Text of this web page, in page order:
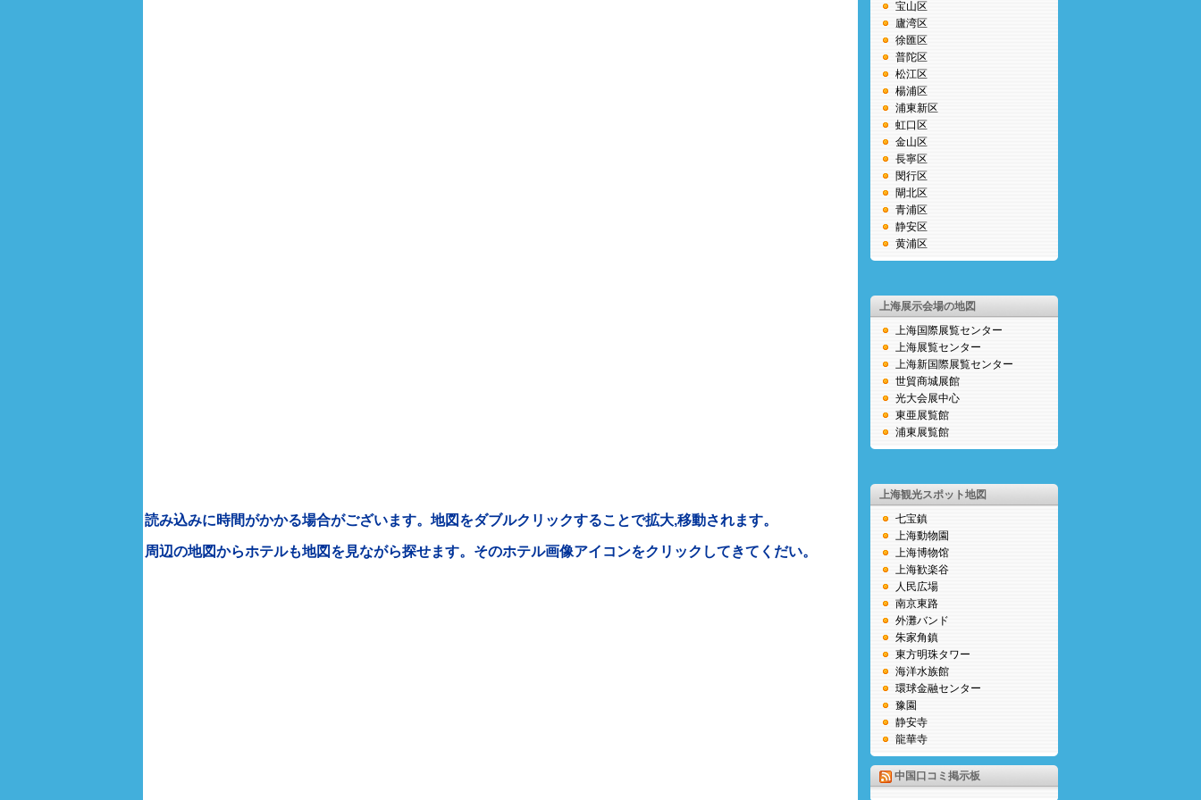
読み込みに時間がかかる場合がございます。地図をダブルクリックすることで拡大,移動されます。
周辺の地図からホテルも地図を見ながら探せます。そのホテル画像アイコンをクリックしてきてくだい。
宝山区
廬湾区
徐匯区
普陀区
松江区
楊浦区
浦東新区
虹口区
金山区
長寧区
閔行区
閘北区
青浦区
静安区
黄浦区
上海展示会場の地図
上海国際展覧センター
上海展覧センター
上海新国際展覧センター
世貿商城展館
光大会展中心
東亜展覧館
浦東展覧館
上海観光スポット地図
七宝鎮
上海動物園
上海博物馆
上海歓楽谷
人民広場
南京東路
外灘バンド
朱家角鎮
東方明珠タワー
海洋水族館
環球金融センター
豫園
静安寺
龍華寺
中国口コミ掲示板